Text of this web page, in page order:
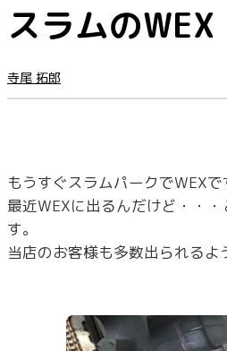
スラムのWEX
寺尾 拓郎
もうすぐスラムパークでWEXで
最近WEXに出るんだけど・・
す。
当店のお客様も多数出られる